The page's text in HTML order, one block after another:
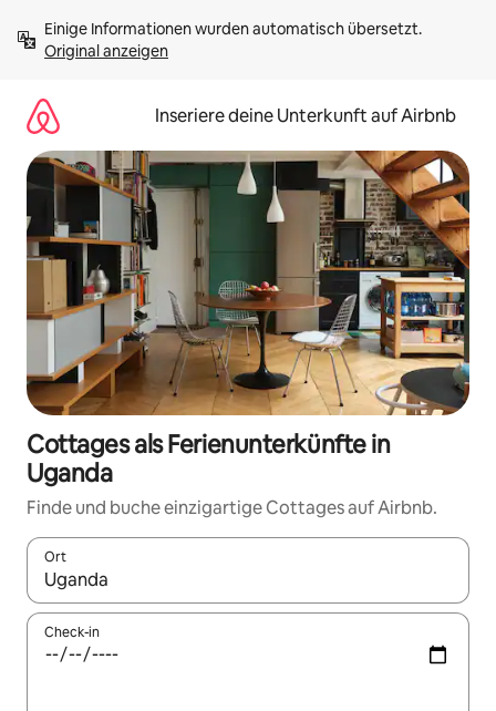
Inhalten
springenOriginal anzeigen
Inseriere deine Unterkunft auf Airbnb
Cottages als Ferienunterkünfte in
Uganda
Finde und buche einzigartige Cottages auf Airbnb.
Ort
Wenn Ergebnisse verfügbar sind, navigiere mit den
Check-in